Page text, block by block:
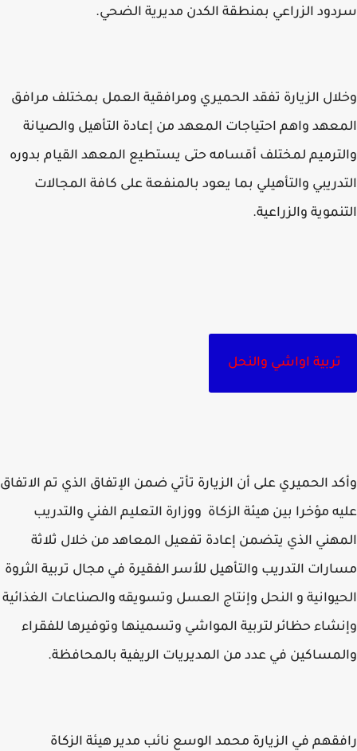
الزراعي بمنطقة الكدن مديرية الضحي.
الزيارة تفقد الحميري ومرافقية العمل بمختلف مرافق
واهم احتياجات المعهد من إعادة التأهيل والصيانة
لمختلف أقسامه حتى يستطيع المعهد القيام بدوره
والتأهيلي بما يعود بالمنفعة على كافة المجالات
والزراعية.
تربية اواشي والنحل
الحميري على أن الزيارة تأتي ضمن الإتفاق الذي تم الاتفاق
مؤخرا بين هيئة الزكاة ووزارة التعليم الفني والتدريب
الذي يتضمن إعادة تفعيل المعاهد من خلال ثلاثة
التدريب والتأهيل للأسر الفقيرة في مجال تربية الثروة
و النحل وإنتاج العسل وتسويقه والصناعات الغذائية
حظائر لتربية المواشي وتسمينها وتوفيرها للفقراء
في عدد من المديريات الريفية بالمحافظة.
في الزيارة محمد الوسع نائب مدير هيئة الزكاة